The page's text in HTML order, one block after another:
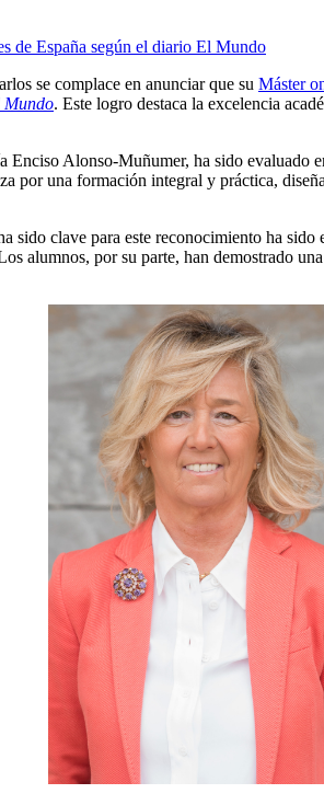
se complace en anunciar que su Máster
Mundo. Este logro destaca la excelencia
Alonso-Muñumer, ha sido evaluado
por una formación integral y práctica,
sido clave para este reconocimiento ha
alumnos, por su parte, han demostrado